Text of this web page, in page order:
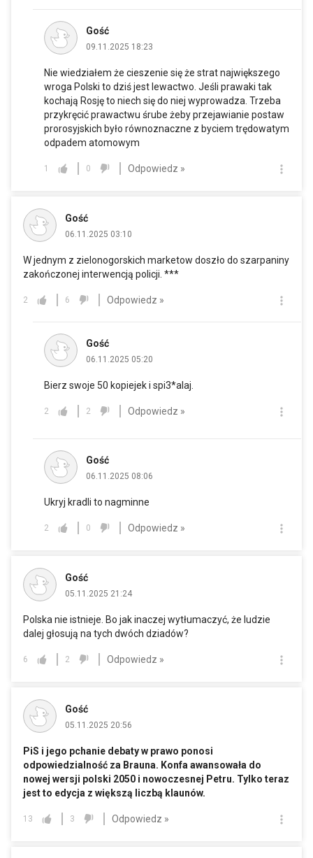
Gość
09.11.2025 18:23
Nie wiedziałem że cieszenie się że strat największego
wroga Polski to dziś jest lewactwo. Jeśli prawaki tak
kochają Rosję to niech się do niej wyprowadza. Trzeba
przykręcić prawactwu śrube żeby przejawianie postaw
prorosyjskich było równoznaczne z byciem trędowatym
odpadem atomowym
1 0 Odpowiedz »
Gość
06.11.2025 03:10
W jednym z zielonogorskich marketow doszło do szarpaniny
zakończonej interwencją policji. ***
2 6 Odpowiedz »
Gość
06.11.2025 05:20
Bierz swoje 50 kopiejek i spi3*alaj.
2 2 Odpowiedz »
Gość
06.11.2025 08:06
Ukryj kradli to nagminne
2 0 Odpowiedz »
Gość
05.11.2025 21:24
Polska nie istnieje. Bo jak inaczej wytłumaczyć, że ludzie
dalej głosują na tych dwóch dziadów?
6 2 Odpowiedz »
Gość
05.11.2025 20:56
PiS i jego pchanie debaty w prawo ponosi
odpowiedzialność za Brauna. Konfa awansowała do
nowej wersji polski 2050 i nowoczesnej Petru. Tylko teraz
jest to edycja z większą liczbą klaunów.
13 3 Odpowiedz »